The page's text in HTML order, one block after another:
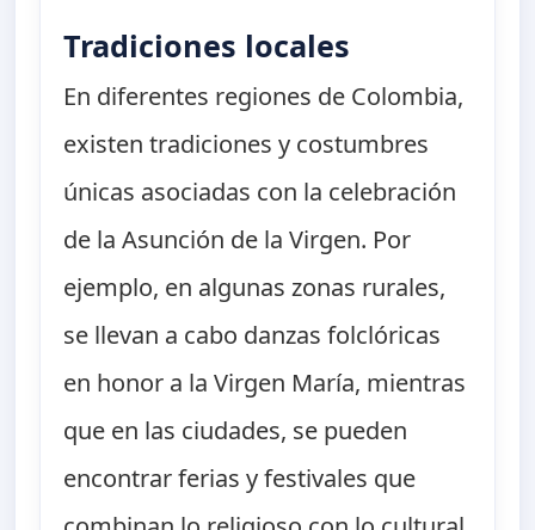
Tradiciones locales
En diferentes regiones de Colombia,
existen tradiciones y costumbres
únicas asociadas con la celebración
de la Asunción de la Virgen. Por
ejemplo, en algunas zonas rurales,
se llevan a cabo danzas folclóricas
en honor a la Virgen María, mientras
que en las ciudades, se pueden
encontrar ferias y festivales que